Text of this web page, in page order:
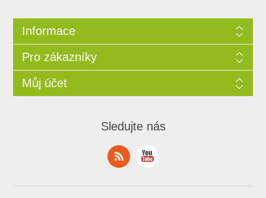
Informace
Pro zákazníky
Můj účet
Sledujte nás